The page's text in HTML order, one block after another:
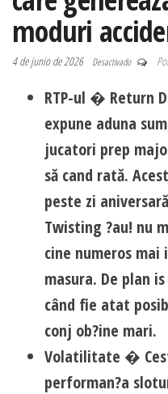
moduri
4 de junio de 2026 Desactivado
RTP-ul � Return
expune aduna
jucatori prep
să cand rată.
peste zi
Twisting ?au! nu
cine numeros
masura. De plan
când fie atat
conj ob?ine mari.
Volatilitate �
performan?a